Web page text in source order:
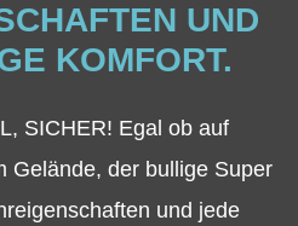
UND
KOMFORT.
SICHER! Egal ob auf
Gelände, der bullige Super
und jede